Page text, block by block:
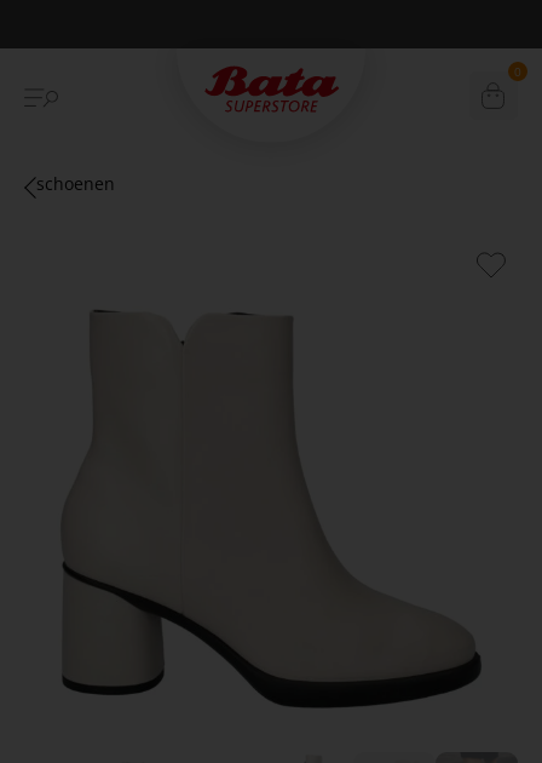
Betaal achteraf met Klarna 0
schoenen